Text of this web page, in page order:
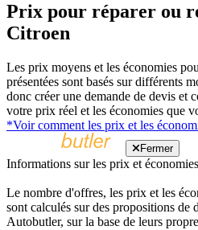
Prix pour réparer ou
Citroen
Les prix moyens et les économies
présentées sont basés sur différents
donc créer une demande de devis et
votre prix réel et les économies que
*Voir comment les prix et les
Fermer
Informations sur les prix et
Le nombre d'offres, les prix et les
sont calculés sur des propositions de
Autobutler, sur la base de leurs